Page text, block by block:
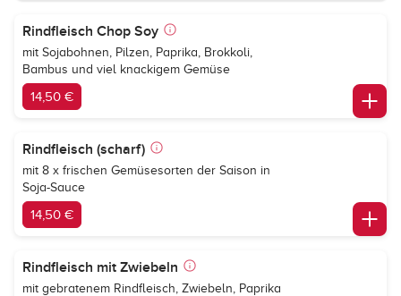
Rindfleisch Chop Soy
mit Sojabohnen, Pilzen, Paprika, Brokkoli,
Bambus und viel knackigem Gemüse
14,50 €
Rindfleisch (scharf)
mit 8 x frischen Gemüsesorten der Saison in
Soja-Sauce
14,50 €
Rindfleisch mit Zwiebeln
mit gebratenem Rindfleisch, Zwiebeln, Paprika